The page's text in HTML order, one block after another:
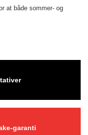
at både sommer- og
garanti